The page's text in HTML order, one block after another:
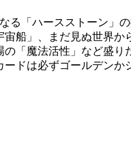
る「ハースストーン」
船」、まだ見ぬ世界か
の「魔法活性」など盛り
ードは必ずゴールデンか